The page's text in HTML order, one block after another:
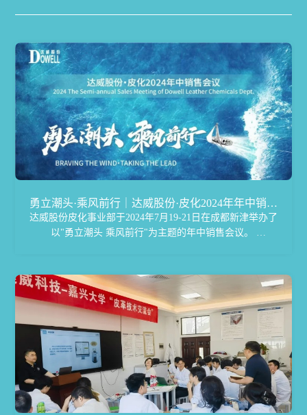
勇立潮头·乘风前行｜达威股份·皮化2024年年中销售
会议完美落幕
达威股份皮化事业部于2024年7月19-21日在成都新津举办了
以"勇立潮头 乘风前行"为主题的年中销售会议。